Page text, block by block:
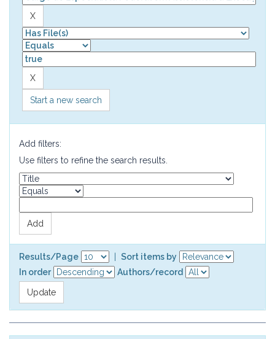
Start a new search
Add filters:
Use filters to refine the search results.
Results/Page
Sort items by
In order
Authors/record